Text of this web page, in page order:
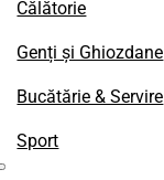
Călătorie
Genți și Ghiozdane
Bucătărie & Servire
Sport